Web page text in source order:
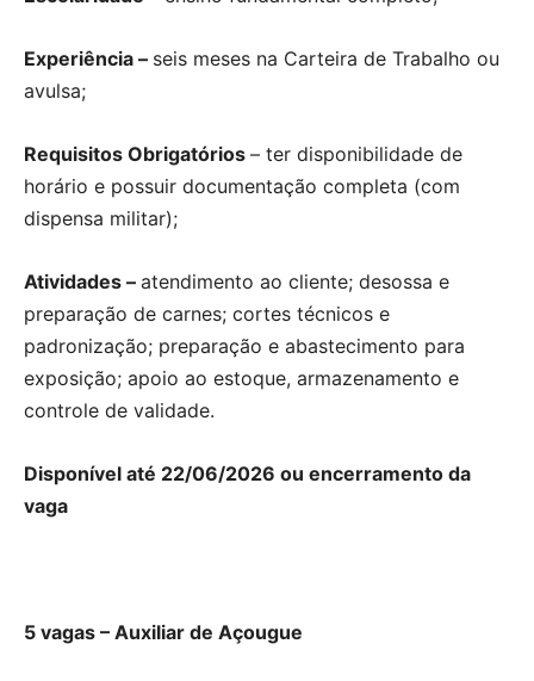
Experiência – seis meses na Carteira de Trabalho ou
avulsa;
Requisitos Obrigatórios – ter disponibilidade de
horário e possuir documentação completa (com
dispensa militar);
Atividades – atendimento ao cliente; desossa e
preparação de carnes; cortes técnicos e
padronização; preparação e abastecimento para
exposição; apoio ao estoque, armazenamento e
controle de validade.
Disponível até 22/06/2026 ou encerramento da
vaga
5 vagas – Auxiliar de Açougue